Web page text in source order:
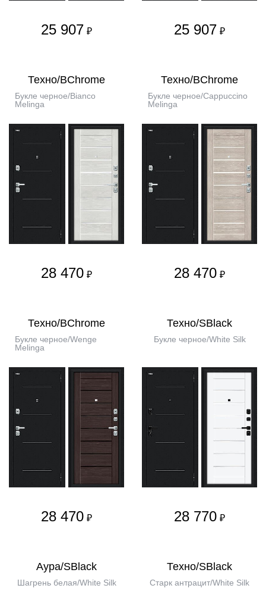
25 907 ₽ 25 907 ₽
Техно/BChrome
Букле черное/Bianco
Melinga
28 470 ₽
Техно/BChrome
Букле черное/Cappuccino
Melinga
28 470 ₽
Техно/BChrome
Букле черное/Wenge
Melinga
28 470 ₽
Техно/SBlack
Букле черное/White Silk
28 770 ₽
Аура/SBlack
Шагрень белая/White Silk
Техно/SBlack
Старк антрацит/White Silk